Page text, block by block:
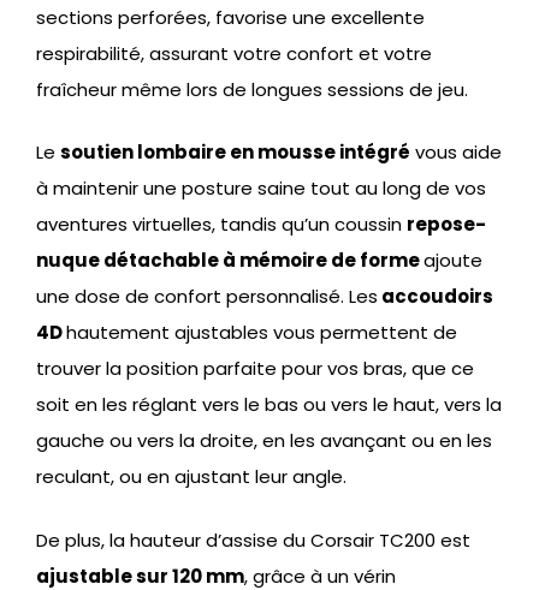
sections perforées, favorise une excellente
respirabilité, assurant votre confort et votre
fraîcheur même lors de longues sessions de jeu.
Le soutien lombaire en mousse intégré vous aide
à maintenir une posture saine tout au long de vos
aventures virtuelles, tandis qu’un coussin repose-
nuque détachable à mémoire de formeajoute
une dose de confort personnalisé. Les accoudoirs
4Dhautement ajustables vous permettent de
trouver la position parfaite pour vos bras, que ce
soit en les réglant vers le bas ou vers le haut, vers la
gauche ou vers la droite, en les avançant ou en les
reculant, ou en ajustant leur angle.
De plus, la hauteur d’assise du Corsair TC200 est
ajustable sur 120 mm, grâce à un vérin